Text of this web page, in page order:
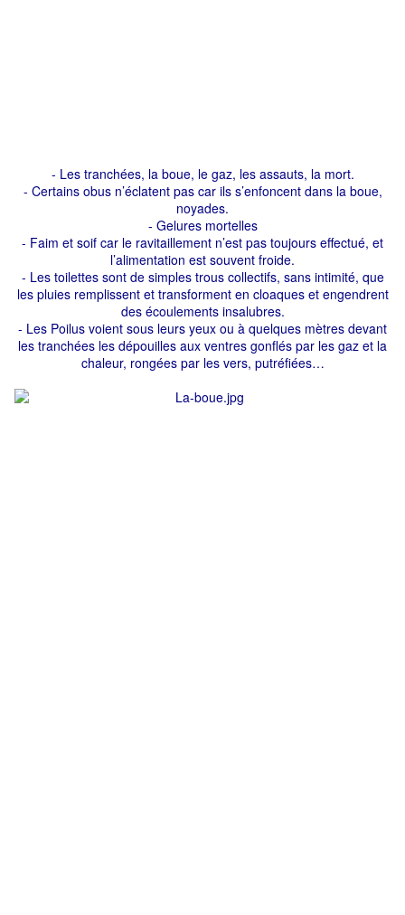
- Les tranchées, la boue, le gaz, les assauts, la mort.
- Certains obus n’éclatent pas car ils s’enfoncent dans la boue,
noyades.
- Gelures mortelles
- Faim et soif car le ravitaillement n’est pas toujours effectué, et
l’alimentation est souvent froide.
- Les toilettes sont de simples trous collectifs, sans intimité, que
les pluies remplissent et transforment en cloaques et engendrent
des écoulements insalubres.
- Les Poilus voient sous leurs yeux ou à quelques mètres devant
les tranchées les dépouilles aux ventres gonflés par les gaz et la
chaleur, rongées par les vers, putréfiées…